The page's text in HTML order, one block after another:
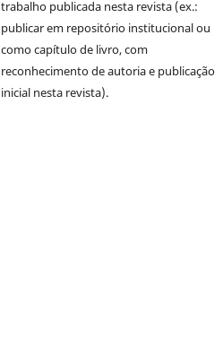
trabalho publicada nesta revista (ex.:
publicar em repositório institucional ou
como capítulo de livro, com
reconhecimento de autoria e publicação
inicial nesta revista).